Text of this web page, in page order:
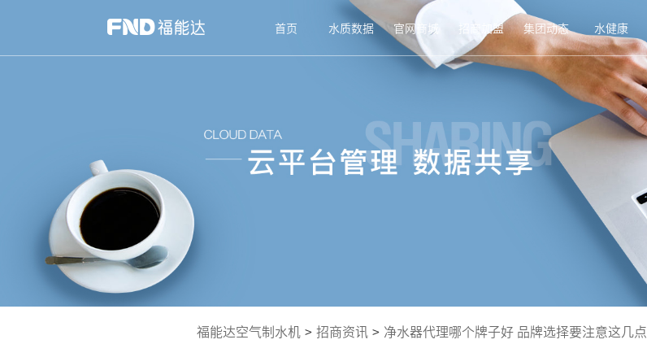
首页 水质数据 官网商城 招商加盟 集团动态 水健康
福能达空气制水机 > 招商资讯 > 净水器代理哪个牌子好 品牌选择要注意这几点